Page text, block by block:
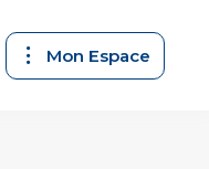
Mon Espace